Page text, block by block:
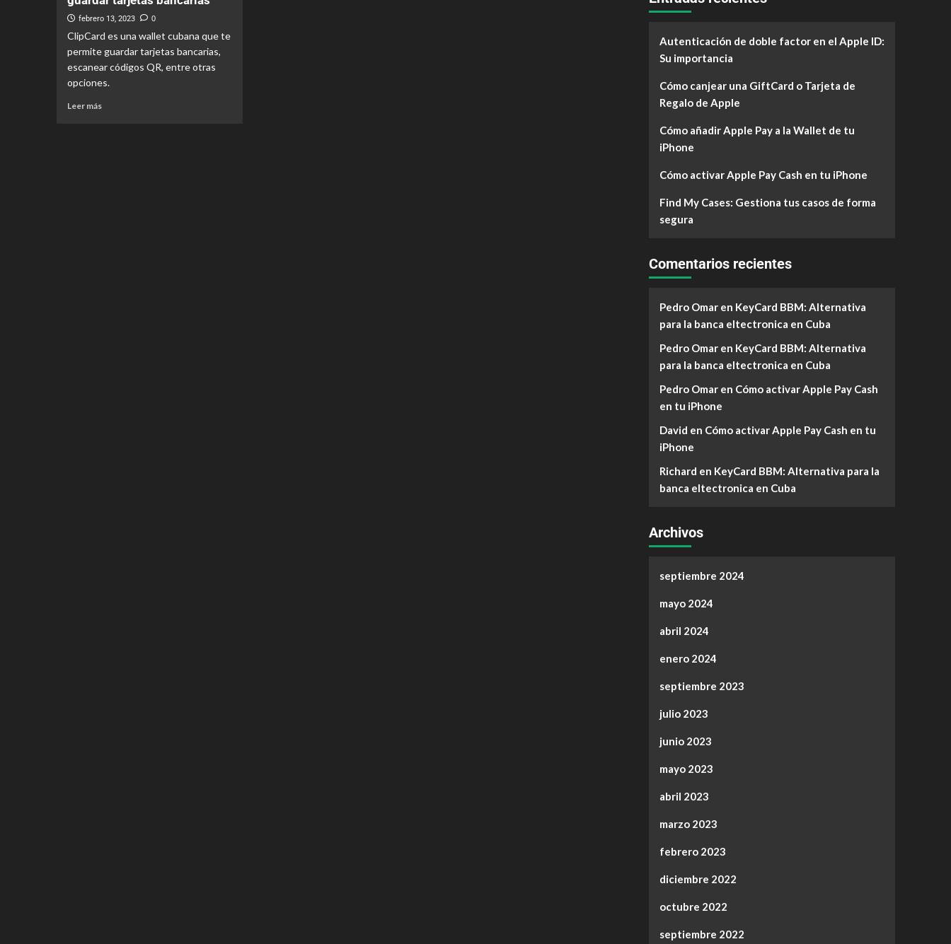
febrero 13, 2023 0
ClipCard es una wallet cubana que te
permite guardar tarjetas bancarias,
escanear códigos QR, entre otras
opciones.
Leer más
Autenticación de doble factor en el Apple ID:
Su importancia
Cómo canjear una GiftCard o Tarjeta de
Regalo de Apple
Cómo añadir Apple Pay a la Wallet de tu
iPhone
Cómo activar Apple Pay Cash en tu iPhone
Find My Cases: Gestiona tus casos de forma
segura
Comentarios recientes
Pedro Omaren KeyCard BBM: Alternativa
para la banca eltectronica en Cuba
Pedro Omaren KeyCard BBM: Alternativa
para la banca eltectronica en Cuba
Pedro Omaren Cómo activar Apple Pay Cash
en tu iPhone
David en Cómo activar Apple Pay Cash en tu
iPhone
Richard en KeyCard BBM: Alternativa para la
banca eltectronica en Cuba
Archivos
septiembre 2024
mayo 2024
abril 2024
enero 2024
septiembre 2023
julio 2023
junio 2023
mayo 2023
abril 2023
marzo 2023
febrero 2023
diciembre 2022
octubre 2022
septiembre 2022